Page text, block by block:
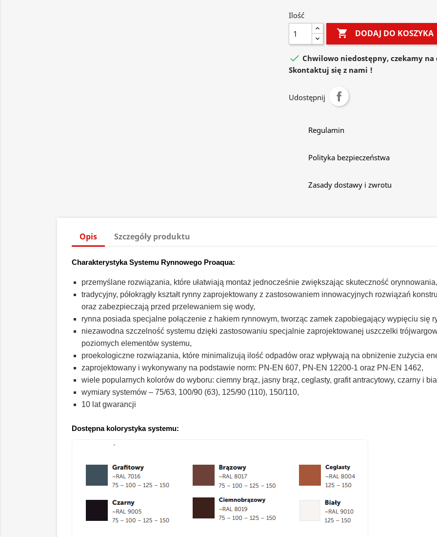
Ilość
 DODAJ DO KOSZYKA
 Chwilowo niedostępny, czekamy
Skontaktuj się z nami !
Udostępnij
Regulamin
Polityka bezpieczeństwa
Zasady dostawy i zwrotu
Opis Szczegóły produktu
Charakterystyka Systemu Rynnowego Proaqua:
przemyślane rozwiązania, które ułatwiają montaż jednocześnie zwiększając skuteczność orynnowania,
tradycyjny, półokrągły kształt rynny zaprojektowany z zastosowaniem innowacyjnych rozwiązań
oraz zabezpieczają przed przelewaniem się wody,
rynna posiada specjalne połączenie z hakiem rynnowym, tworząc zamek zapobiegający wypięciu się
niezawodna szczelność systemu dzięki zastosowaniu specjalnie zaprojektowanej uszczelki
poziomych elementów systemu,
proekologiczne rozwiązania, które minimalizują ilość odpadów oraz wpływają na obniżenie zużycia
zaprojektowany i wykonywany na podstawie norm: PN-EN 607, PN-EN 12200-1 oraz PN-EN 1462,
wiele popularnych kolorów do wyboru: ciemny brąz, jasny brąz, ceglasty, grafit antracytowy, czarny i
wymiary systemów – 75/63, 100/90 (63), 125/90 (110), 150/110,
10 lat gwarancji
Dostępna kolorystyka systemu: